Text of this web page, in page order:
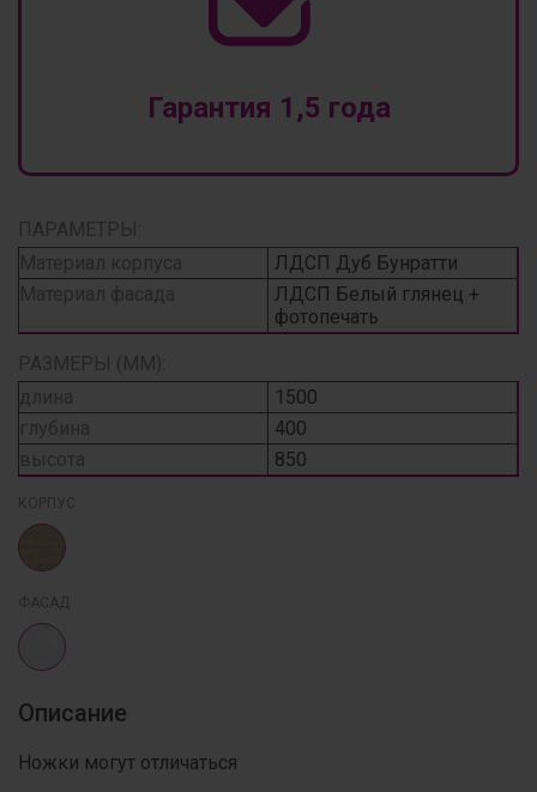
Гарантия 1,5 года
ПАРАМЕТРЫ:
Материал корпуса
ЛДСП Дуб Бунратти
Материал фасада
ЛДСП Белый глянец +
фотопечать
РАЗМЕРЫ (ММ):
длина
1500
глубина
400
высота
850
КОРПУС
ФАСАД
Описание
Ножки могут отличаться